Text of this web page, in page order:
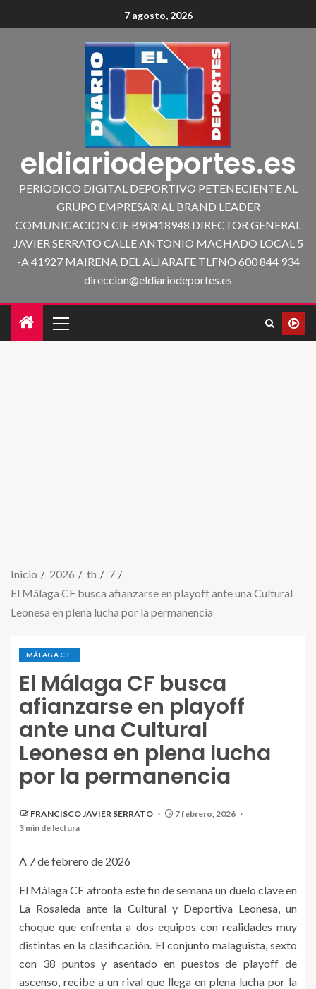
7 agosto, 2026
eldiariodeportes.es
PERIODICO DIGITAL DEPORTIVO PETENECIENTE AL
GRUPO EMPRESARIAL BRAND LEADER
COMUNICACION CIF B90418948 DIRECTOR GENERAL
JAVIER SERRATO CALLE ANTONIO MACHADO LOCAL 5
-A 41927 MAIRENA DEL ALJARAFE TLFNO 600 844 934
direccion@eldiariodeportes.es
Inicio 2026 th
7
El Málaga CF busca afianzarse en playoff ante una Cultural
Leonesa en plena lucha por la permanencia
MÁLAGA C.F.
El Málaga CF busca
afianzarse en playoff
ante una Cultural
Leonesa en plena lucha
por la permanencia
FRANCISCO JAVIER SERRATO
7 febrero, 2026
3 min de lectura
A 7 de febrero de 2026
El Málaga CF afronta este fin de semana un duelo clave en
La Rosaleda ante la Cultural y Deportiva Leonesa, un
choque que enfrenta a dos equipos con realidades muy
distintas en la clasificación. El conjunto malaguista, sexto
con 38 puntos y asentado en puestos de playoff de
ascenso, recibe a un rival que llega en plena lucha por la